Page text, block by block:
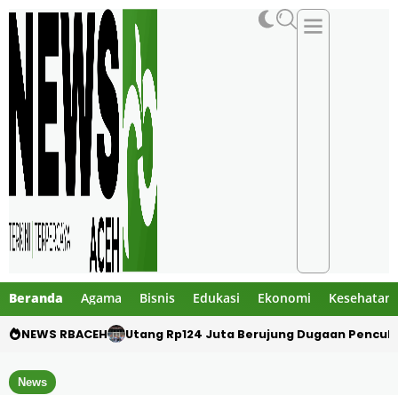
Beranda Agama Bisnis Edukasi Ekonomi Kesehatan
NEWS RBACEH Menteri ESDM Bahlil Lahadalia Lantik
News